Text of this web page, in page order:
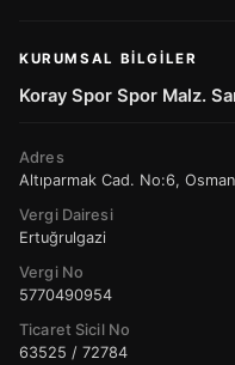
KURUMSAL BILGILER
Koray Spor Spor Malz.
Adres
Altıparmak Cad. No:6,
Vergi Dairesi
Ertuğrulgazi
Vergi No
5770490954
Ticaret Sicil No
63525 / 72784